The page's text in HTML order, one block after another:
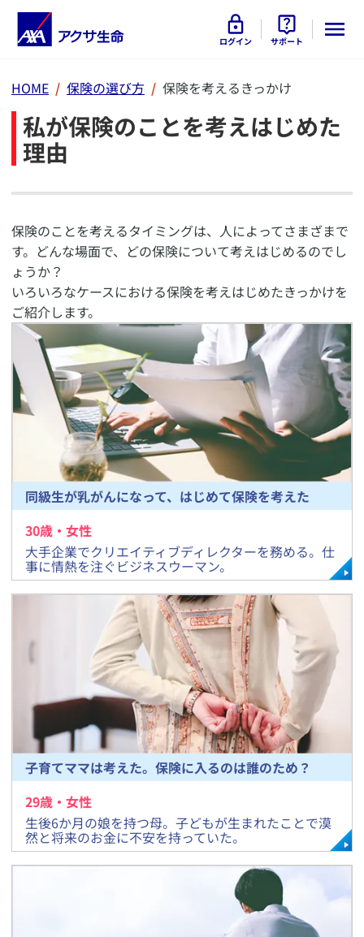
ログイン サポート
HOME 保険の選び方 保険を考えるきっかけ
私が保険のことを考えはじめた
理由
保険のことを考えるタイミングは、人によってさまざまで
す。どんな場面で、どの保険について考えはじめるのでし
ょうか？
いろいろなケースにおける保険を考えはじめたきっかけを
ご紹介します。
同級生が乳がんになって、はじめて保険を考えた
30歳・ 女性
​大手企業でクリエイティブディレクターを務める。仕
事に情熱を注ぐビジネスウーマン。
子育てママは考えた。保険に入るのは誰のため？
29歳・ 女性
​生後6か月の娘を持つ母。子どもが生まれたことで漠
然と将来のお金に不安を持っていた。